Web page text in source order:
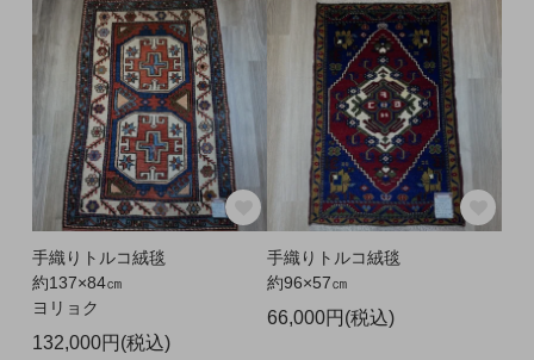
手織りトルコ絨毯
約137×84㎝
ヨリョク
132,000円(税込)
手織りトルコ絨毯
約96×57㎝
66,000円(税込)